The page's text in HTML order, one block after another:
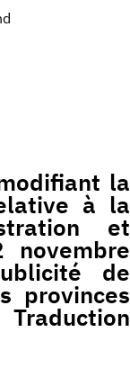
la
à la
et
de
provinces